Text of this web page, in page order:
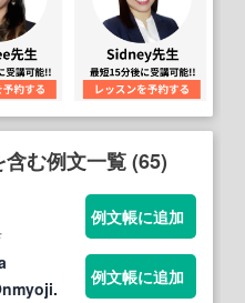
む例文一覧 (65)
例文帳に追加
例文帳に追加